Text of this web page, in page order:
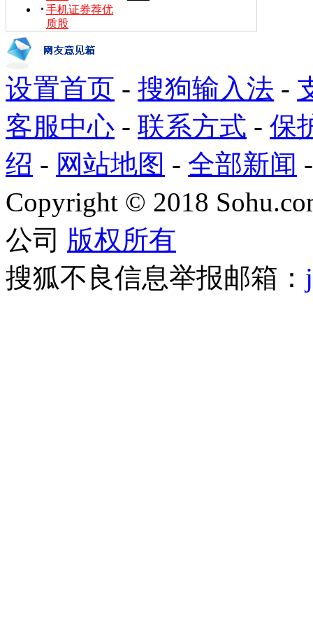
手机证券荐优
质股
设置首页 - 搜狗输入法 -
客服中心 - 联系方式 - 保
绍 - 网站地图 - 全部新闻
Copyright © 2018
公司 版权所有
搜狐不良信息举报邮箱：